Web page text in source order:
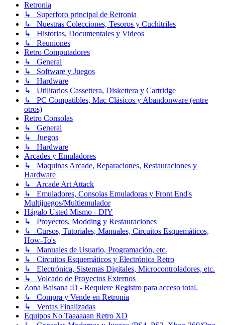
Retronia
↳ Superforo principal de Retronia
↳ Nuestras Colecciones, Tesoros y Cuchitriles
↳ Historias, Documentales y Videos
↳ Reuniones
Retro Computadores
↳ General
↳ Software y Juegos
↳ Hardware
↳ Utilitarios Cassettera, Diskettera y Cartridge
↳ PC Compatibles, Mac Clásicos y Abandonware (entre
otros)
Retro Consolas
↳ General
↳ Juegos
↳ Hardware
Arcades y Emuladores
↳ Maquinas Arcade, Reparaciones, Restauraciones y
Hardware
↳ Arcade Art Attack
↳ Emuladores, Consolas Emuladoras y Front End's
Multijuegos/Multiemulador
Hágalo Usted Mismo - DIY
↳ Proyectos, Modding y Restauraciones
↳ Cursos, Tutoriales, Manuales, Circuitos Esquemáticos,
How-To's
↳ Manuales de Usuario, Programación, etc.
↳ Circuitos Esquemáticos y Electrónica Retro
↳ Electrónica, Sistemas Digitales, Microcontroladores, etc.
↳ Volcado de Proyectos Externos
Zona Baisana :D - Requiere Registro para acceso total.
↳ Compra y Vende en Retronia
↳ Ventas Finalizadas
Equipos No Taaaaaan Retro XD